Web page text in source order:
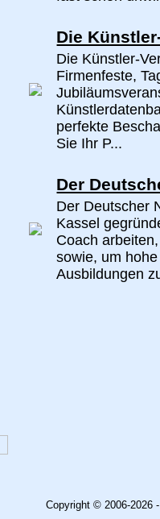
Die
Die Künstler-
Firmenfeste,
perfekte
Sie Ihr P...
Der
Der Deutscher
Kassel
Coach
sowie, um
Ausbildungen
Copyright © 2006-